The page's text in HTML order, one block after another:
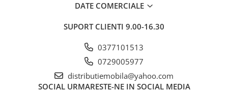
DATE COMERCIALE
SUPORT CLIENTI 9.00-16.30
0377101513
0729005977
distributiemobila@yahoo.com
SOCIAL URMARESTE-NE IN SOCIAL MEDIA